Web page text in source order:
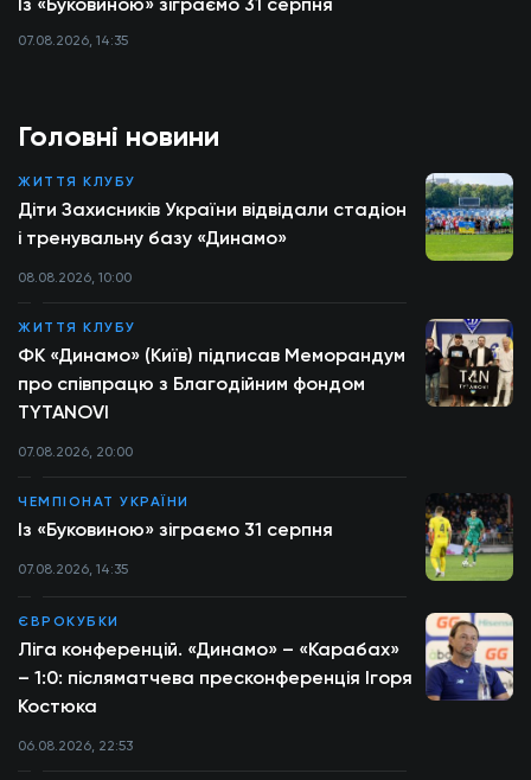
Головні новини
ЖИТТЯ КЛУБУ
Діти Захисників України відвідали стадіон
і тренувальну базу «Динамо»
08.08.2026, 10:00
ЖИТТЯ КЛУБУ
ФК «Динамо» (Київ) підписав Меморандум
про співпрацю з Благодійним фондом
TYTANOVI
07.08.2026, 20:00
ЧЕМПІОНАТ УКРАЇНИ
Із «Буковиною» зіграємо 31 серпня
07.08.2026, 14:35
ЄВРОКУБКИ
Ліга конференцій. «Динамо» – «Карабах»
– 1:0: післяматчева пресконференція Ігоря
Костюка
06.08.2026, 22:53
07.08.2026, 14:35